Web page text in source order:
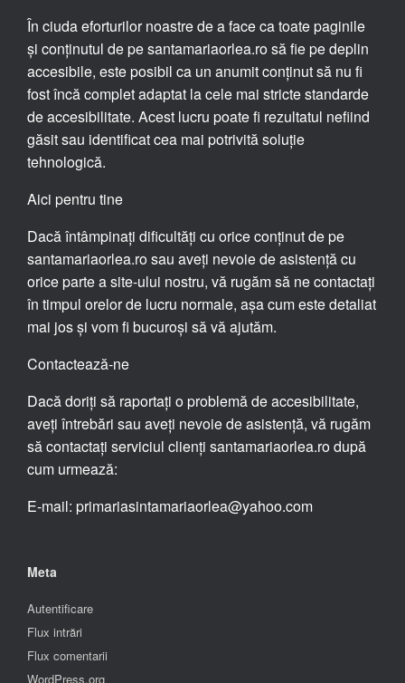
În ciuda eforturilor noastre de a face ca toate paginile
și conținutul de pe santamariaorlea.ro să fie pe deplin
accesibile, este posibil ca un anumit conținut să nu fi
fost încă complet adaptat la cele mai stricte standarde
de accesibilitate. Acest lucru poate fi rezultatul nefiind
găsit sau identificat cea mai potrivită soluție
tehnologică.
Aici pentru tine
Dacă întâmpinați dificultăți cu orice conținut de pe
santamariaorlea.ro sau aveți nevoie de asistență cu
orice parte a site-ului nostru, vă rugăm să ne contactați
în timpul orelor de lucru normale, așa cum este detaliat
mai jos și vom fi bucuroși să vă ajutăm.
Contactează-ne
Dacă doriți să raportați o problemă de accesibilitate,
aveți întrebări sau aveți nevoie de asistență, vă rugăm
să contactați serviciul clienți santamariaorlea.ro după
cum urmează:
E-mail: primariasintamariaorlea@yahoo.com
Meta
Autentificare
Flux intrări
Flux comentarii
WordPress.org